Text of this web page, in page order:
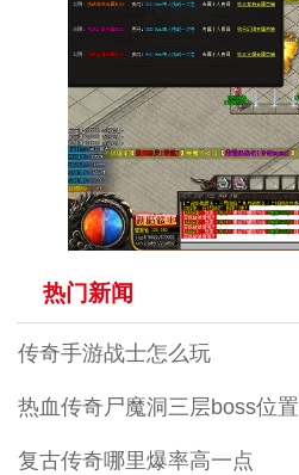
热门新闻
传奇手游战士怎么玩
热血传奇尸魔洞三层boss位置
复古传奇哪里爆率高一点